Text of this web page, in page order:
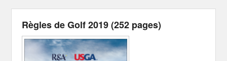
Règles de Golf 2019 (252 pages)